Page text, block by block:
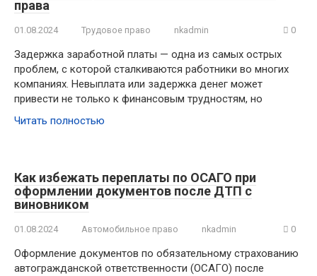
права
01.08.2024 Трудовое право nkadmin 0
Задержка заработной платы — одна из самых острых
проблем, с которой сталкиваются работники во многих
компаниях. Невыплата или задержка денег может
привести не только к финансовым трудностям, но
Читать полностью
Как избежать переплаты по ОСАГО при
оформлении документов после ДТП с
виновником
01.08.2024 Автомобильное право nkadmin 0
Оформление документов по обязательному страхованию
автогражданской ответственности (ОСАГО) после